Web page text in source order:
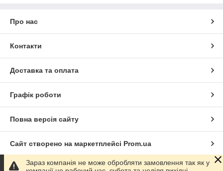
Про нас
Контакти
Доставка та оплата
Графік роботи
Повна версія сайту
Сайт створено на маркетплейсі Prom.ua
Політика конфіденційності
Зараз компанія не може обробляти замовлення так як у